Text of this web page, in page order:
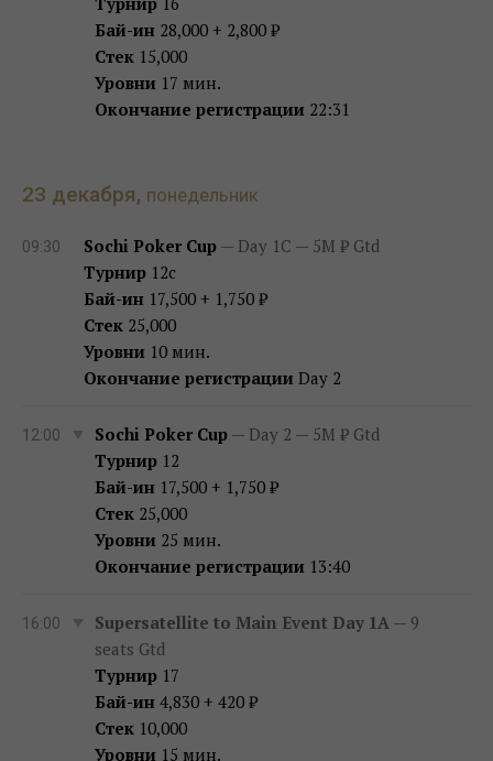
Бай-ин 28,000 + 2,800 ₽
Стек 15,000
Уровни 17 мин.
Окончание регистрации 22:31
23 декабря, понедельник
09:30 Sochi Poker Cup — Day 1C — 5M ₽ Gtd
Турнир 12c
Бай-ин 17,500 + 1,750 ₽
Стек 25,000
Уровни 10 мин.
Окончание регистрации Day 2
12:00 Sochi Poker Cup — Day 2 — 5M ₽ Gtd
Турнир 12
Бай-ин 17,500 + 1,750 ₽
Стек 25,000
Уровни 25 мин.
Окончание регистрации 13:40
16:00 Supersatellite to Main Event Day 1A — 9
seats Gtd
Турнир 17
Бай-ин 4,830 + 420 ₽
Стек 10,000
Уровни 15 мин.